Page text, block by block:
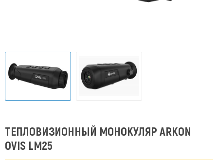
ТЕПЛОВИЗИОННЫЙ МОНОКУЛЯР ARKON
OVIS LM25